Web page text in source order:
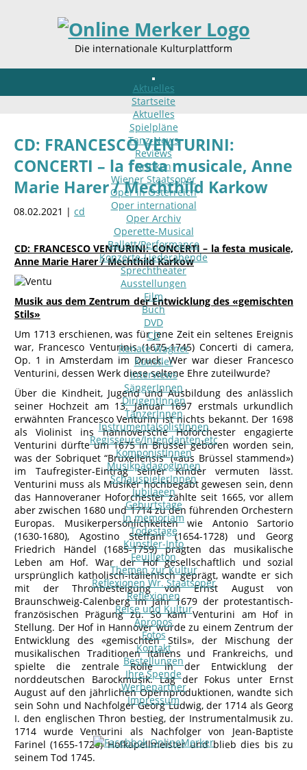
Die internationale Kulturplattform
Aktuelles
Startseite
Aktuelles
Spielpläne
Tanz-News
Reviews
Kritiken
Wiener Staatsoper
Oper in Österreich
Oper international
Oper Archiv
Operette-Musical
Ballett/Performance
Konzerte-Liederabende
Sprechtheater
Ausstellungen
Film
Buch
DVD
CD
Renate Wagner
Künstler
Interviews
SängerInnen
DirigentInnen
TänzerInnen
InstrumentalsolistInnen
Regisseure/Intendanten-etc
KomponistInnen
MusikpädagogInnen
SchauspielerInnen
Jubilaeen
Geburtstage
In memoriam
Todestage
Künstler-Info
Feuilleton
Themen zur Kultur
Reflexionen Wr. Staatsoper
Reflexionen
Reise und Kultur
Apropos
Fotos
Kontakt
Bestellungen
Ihre Spende
Werbepartner
Impressum
CD: FRANCESCO VENTURINI:
CONCERTI – la festa musicale, Anne
Marie Harer / Mechthild Karkow
08.02.2021 | cd
CD: FRANCESCO VENTURINI: CONCERTI – la festa musicale,
Anne Marie Harer / Mechthild Karkow
Musik aus dem Zentrum der Entwicklung des «gemischten
Stils»
Um 1713 erschienen, was für jene Zeit ein seltenes Ereignis
war, Francesco Venturinis (1675-1745) Concerti di camera,
Op. 1 in Amsterdam im Druck. Wer war dieser Francesco
Venturini, dessen Werk diese seltene Ehre zuteilwurde?
Über die Kindheit, Jugend und Ausbildung des anlässlich
seiner Hochzeit am 13. Januar 1697 erstmals urkundlich
erwähnten Francesco Venturini ist nichts bekannt. Der 1698
als Violinist ins hannoversche Hoforchester engagierte
Venturini dürfte um 1675 in Brüssel geboren worden sein,
was der Sobriquet “Bruxellensis” («aus Brüssel stammend»)
im Taufregister-Eintrag seiner Kinder vermuten lässt.
Venturini muss als Musiker hochbegabt gewesen sein, denn
das Hannoveraner Hoforchester zählte seit 1665, vor allem
aber zwischen 1680 und 1714 zu den führenden Orchestern
Europas. Musikerpersönlichkeiten wie Antonio Sartorio
(1630-1680), Agostino Steffani (1654-1728) und Georg
Friedrich Händel (1685-1759) prägten das musikalische
Leben am Hof. War der Hof gesellschaftlich und sozial
ursprünglich katholisch-italienisch geprägt, wandte er sich
mit der Thronbesteigung von Ernst August von
Braunschweig-Calenberg im Jahr 1679 der protestantisch-
französischen Prägung zu. So kam Venturini am Hof in
Stellung. Der Hof in Hannover wurde zu einem Zentrum der
Entwicklung des «gemischten Stils», der Mischung der
musikalischen Traditionen Italiens und Frankreichs, und
spielte die zentrale Rolle in der Entwicklung der
norddeutschen Barockmusik. Lag der Fokus unter Ernst
August auf den jährlichen Opernproduktionen, wandte sich
sein Sohn und Nachfolger Georg Ludwig, der 1714 als Georg
I. den englischen Thron bestieg, der Instrumentalmusik zu.
1714 wurde Venturini als Nachfolger von Jean-Baptiste
Farinel (1655-1720) Hofkapellmeister und blieb dies bis zu
seinem Tod 1745.